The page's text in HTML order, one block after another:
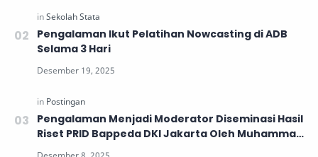
Pengalaman Ikut Pelatihan Nowcasting di ADB
Selama 3 Hari
Pengalaman Menjadi Moderator Diseminasi Hasil
Riset PRID Bappeda DKI Jakarta Oleh Muhammad
Abdul Rohman